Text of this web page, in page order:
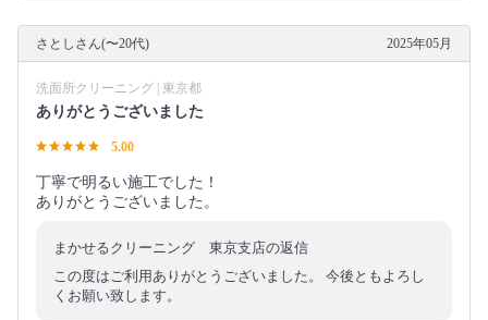
さとしさん(〜20代) 2025年05月
洗面所クリーニング | 東京都
ありがとうございました
5.00
丁寧で明るい施工でした！
ありがとうございました。
まかせるクリーニング 東京支店の返信
この度はご利用ありがとうございました。 今後ともよろし
くお願い致します。